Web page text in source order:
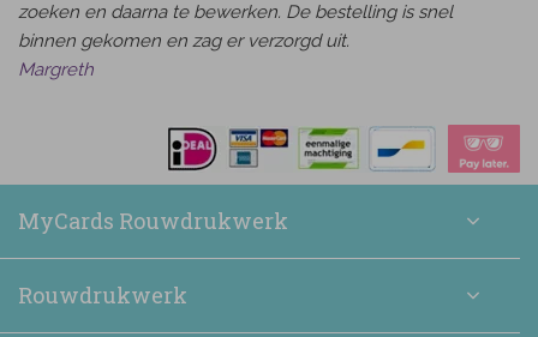
zoeken en daarna te bewerken. De bestelling is snel
binnen gekomen en zag er verzorgd uit.
Margreth
MyCards Rouwdrukwerk
Rouwdrukwerk